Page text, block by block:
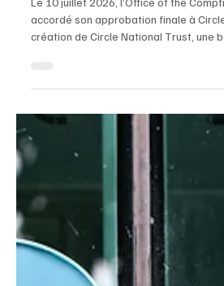
Circle obtient une licence
aux États-Unis
Le 10 juillet 2026, l’Office of the
accordé son approbation finale à
création de Circle National Trust, une
niveau fédéral. Cette décision, sans